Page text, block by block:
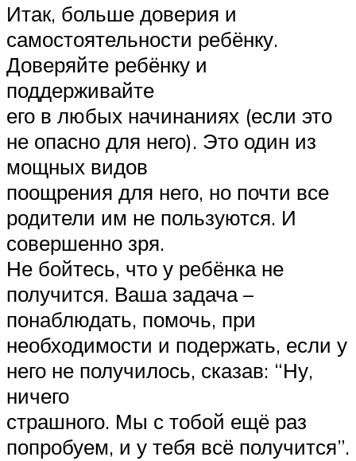
Итак, больше доверия и
самостоятельности ребёнку.
Доверяйте ребёнку и
поддерживайте
его в любых начинаниях (если это
не опасно для него). Это один из
мощных видов
поощрения для него, но почти все
родители им не пользуются. И
совершенно зря.
Не бойтесь, что у ребёнка не
получится. Ваша задача –
понаблюдать, помочь, при
необходимости и подержать, если у
него не получилось, сказав: “Ну,
ничего
страшного. Мы с тобой ещё раз
попробуем, и у тебя всё получится”.